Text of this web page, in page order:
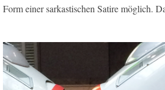
Form einer sarkastischen Satire möglich.